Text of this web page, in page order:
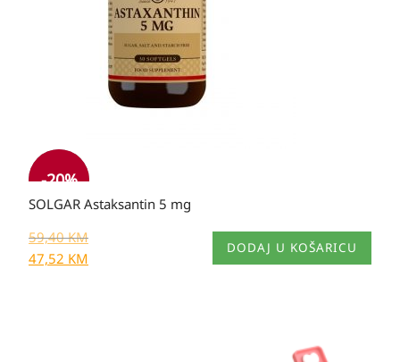
-20%
SOLGAR Astaksantin 5 mg
59,40KM
47,52 KM
DODAJ U KOŠARICU